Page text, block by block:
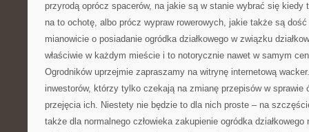
przyrodą oprócz spacerów, na jakie są w stanie wybrać się kiedy
na to ochotę, albo prócz wypraw rowerowych, jakie także są
mianowicie o posiadanie ogródka działkowego w związku
właściwie w każdym mieście i to notorycznie nawet w samym
Ogrodników uprzejmie zapraszamy na witrynę internetową
inwestorów, którzy tylko czekają na zmianę przepisów w sprawie
przejęcia ich. Niestety nie będzie to dla nich proste – na
także dla normalnego człowieka zakupienie ogródka działkowego